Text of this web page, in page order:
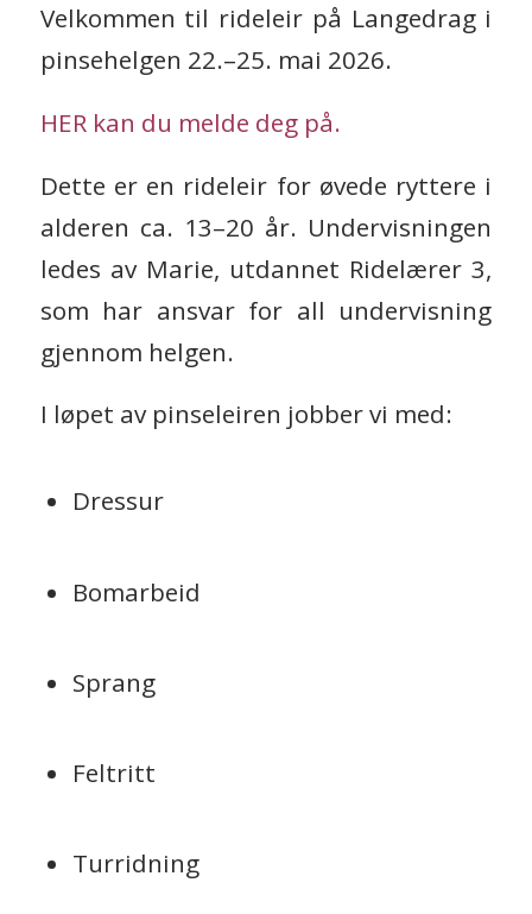
Velkommen til rideleir på Langedrag i
pinsehelgen 22.–25. mai 2026.
HER kan du melde deg på.
Dette er en rideleir for øvede ryttere i
alderen ca. 13–20 år. Undervisningen
ledes av Marie, utdannet Ridelærer 3,
som har ansvar for all undervisning
gjennom helgen.
I løpet av pinseleiren jobber vi med:
Dressur
Bomarbeid
Sprang
Feltritt
Turridning